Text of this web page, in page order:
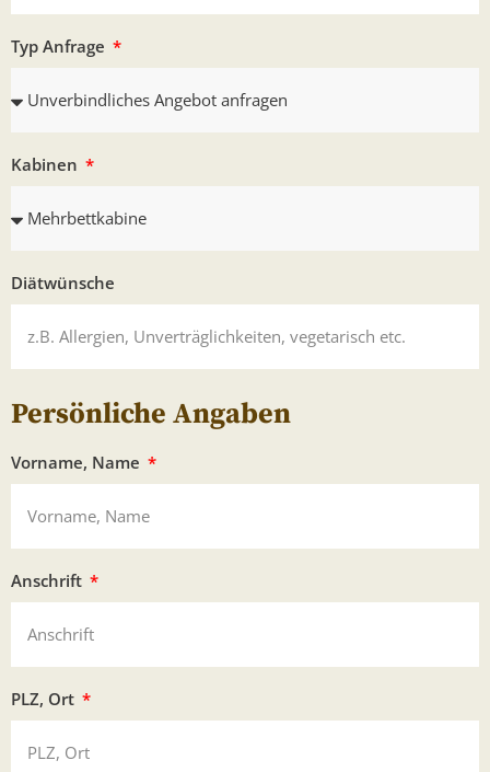
Typ Anfrage
Kabinen
Diätwünsche
Persönliche Angaben
Vorname, Name
Anschrift
PLZ, Ort